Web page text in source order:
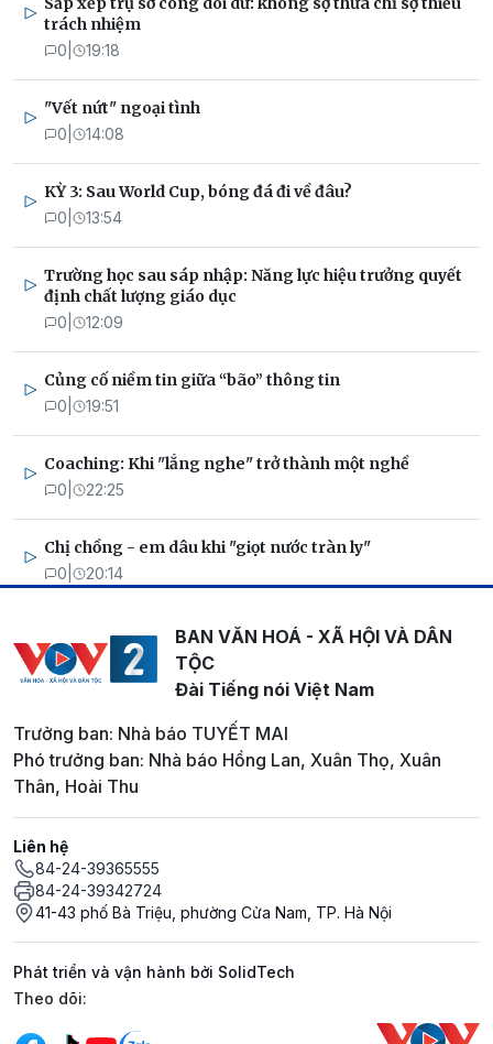
trách nhiệm
0 19:18
"Vết nứt" ngoại tình
0 14:08
KỲ 3: Sau World Cup, bóng đá đi về đâu?
0 13:54
Trường học sau sáp nhập: Năng lực hiệu trưởng quyết
định chất lượng giáo dục
0 12:09
Củng cố niềm tin giữa “bão” thông tin
0 19:51
Coaching: Khi "lắng nghe" trở thành một nghề
0 22:25
Chị chồng - em dâu khi "giọt nước tràn ly"
0 20:14
BAN VĂN HOÁ - XÃ HỘI VÀ DÂN
TỘC
Đài Tiếng nói Việt Nam
Trưởng ban: Nhà báo TUYẾT MAI
Phó trưởng ban: Nhà báo Hồng Lan, Xuân Thọ, Xuân
Thân, Hoài Thu
Liên hệ
84-24-39365555
84-24-39342724
41-43 phố Bà Triệu, phường Cửa Nam, TP. Hà Nội
Phát triển và vận hành bởi SolidTech
Mạng xã hội
Theo dõi: